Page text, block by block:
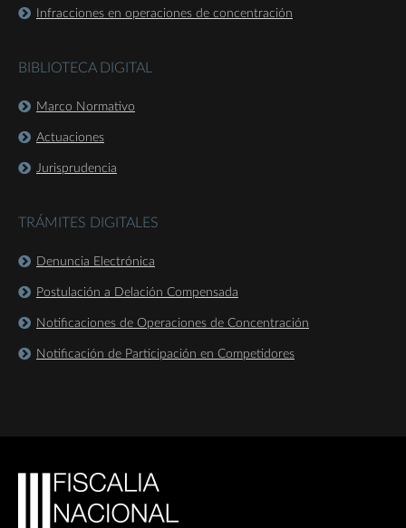
Infracciones en operaciones de concentración
BIBLIOTECA DIGITAL
Marco Normativo
Actuaciones
Jurisprudencia
TRÁMITES DIGITALES
Denuncia Electrónica
Postulación a Delación Compensada
Notificaciones de Operaciones de Concentración
Notificación de Participación en Competidores